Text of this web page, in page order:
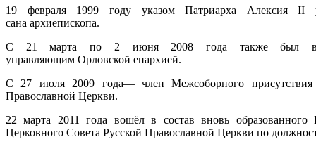
19 февраля
1999 году
указом Патриарха Алексия II
сана архиепископа.
С
21 марта по 2 июня 2008 года
также был
управляющим Орловской епархией.
С 27 июля 2009 года— член
Межсоборного присутствия
Православной Церкви.
22 марта 2011 года вошёл в состав вновь образованного
Церковного Совета Русской Православной Церкви по